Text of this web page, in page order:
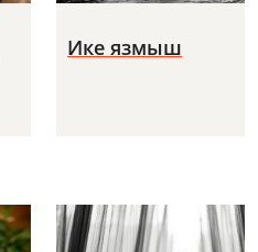
Ике язмыш